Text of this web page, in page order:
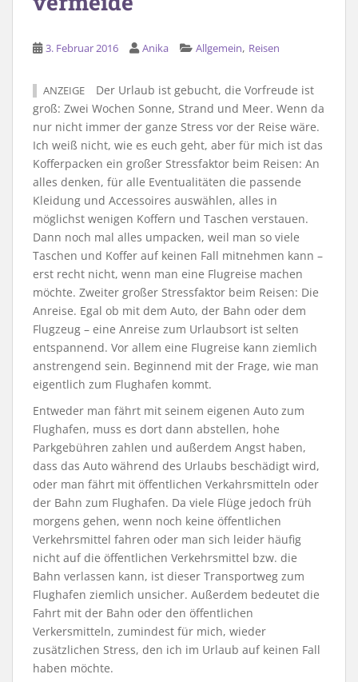
3. Februar 2016 Anika Allgemein, Reisen
ANZEIGE
Der Urlaub ist gebucht, die Vorfreude ist
groß: Zwei Wochen Sonne, Strand und Meer. Wenn da
nur nicht immer der ganze Stress vor der Reise wäre.
Ich weiß nicht, wie es euch geht, aber für mich ist das
Kofferpacken ein großer Stressfaktor beim Reisen: An
alles denken, für alle Eventualitäten die passende
Kleidung und Accessoires auswählen, alles in
möglichst wenigen Koffern und Taschen verstauen.
Dann noch mal alles umpacken, weil man so viele
Taschen und Koffer auf keinen Fall mitnehmen kann –
erst recht nicht, wenn man eine Flugreise machen
möchte. Zweiter großer Stressfaktor beim Reisen: Die
Anreise. Egal ob mit dem Auto, der Bahn oder dem
Flugzeug – eine Anreise zum Urlaubsort ist selten
entspannend. Vor allem eine Flugreise kann ziemlich
anstrengend sein. Beginnend mit der Frage, wie man
eigentlich zum Flughafen kommt.
Entweder man fährt mit seinem eigenen Auto zum
Flughafen, muss es dort dann abstellen, hohe
Parkgebühren zahlen und außerdem Angst haben,
dass das Auto während des Urlaubs beschädigt wird,
oder man fährt mit öffentlichen Verkahrsmitteln oder
der Bahn zum Flughafen. Da viele Flüge jedoch früh
morgens gehen, wenn noch keine öffentlichen
Verkehrsmittel fahren oder man sich leider häufig
nicht auf die öffentlichen Verkehrsmittel bzw. die
Bahn verlassen kann, ist dieser Transportweg zum
Flughafen ziemlich unsicher. Außerdem bedeutet die
Fahrt mit der Bahn oder den öffentlichen
Verkersmitteln, zumindest für mich, wieder
zusätzlichen Stress, den ich im Urlaub auf keinen Fall
haben möchte.